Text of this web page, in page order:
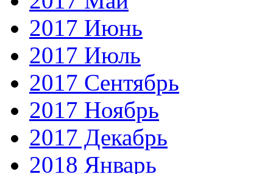
2017 Июнь
2017 Июль
2017 Сентябрь
2017 Ноябрь
2017 Декабрь
2018 Январь